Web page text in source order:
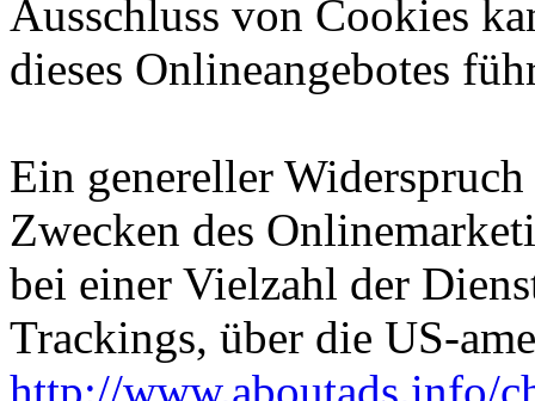
Ausschluss von Cookies
dieses Onlineangebotes
Ein genereller
Zwecken des
bei einer Vielzahl der
Trackings, über die US-